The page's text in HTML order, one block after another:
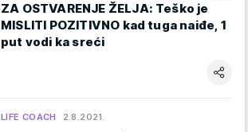
ZA OSTVARENJE ŽELJA: Teško je
MISLITI POZITIVNO kad tuga naiđe, 1
put vodi ka sreći
LIFE COACH 2.8.2021.